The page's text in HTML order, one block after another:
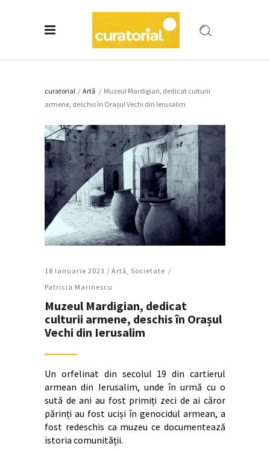
curatorial / Artǎ / Muzeul Mardigian, dedicat culturii
armene, deschis în Orașul Vechi din Ierusalim
18 Ianuarie 2023 / Artǎ Societate
Patricia Marinescu
Muzeul Mardigian, dedicat
culturii armene, deschis în Orașul
Vechi din Ierusalim
Un orfelinat din secolul 19 din cartierul
armean din Ierusalim, unde în urmă cu o
sută de ani au fost primiți zeci de ai căror
părinți au fost uciși în genocidul armean, a
fost redeschis ca muzeu ce documentează
istoria comunității.